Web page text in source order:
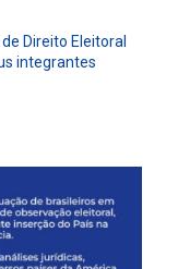
Direito Eleitoral
integrantes